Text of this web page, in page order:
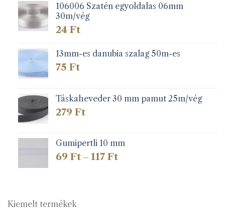
106006 Szatén egyoldalas 06mm
30m/vég
24 Ft
13mm-es danubia szalag 50m-es
75 Ft
Táskaheveder 30 mm pamut 25m/vég
279 Ft
Gumipertli 10 mm
69 Ft – 117 FtÁrtartomány:
Kiemelt termékek